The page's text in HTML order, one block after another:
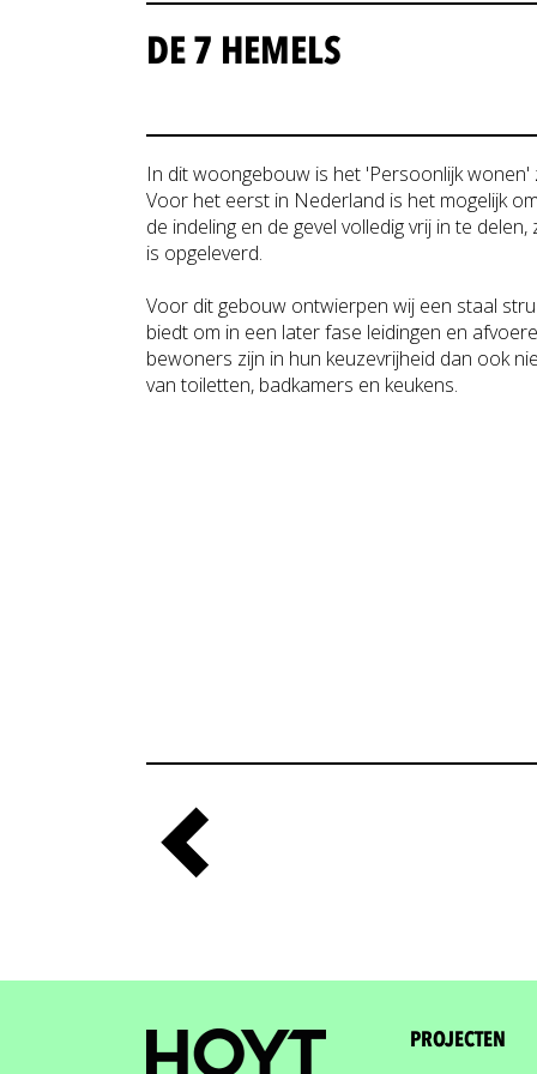
DE 7 HEMELS
In dit woongebouw is het 'Persoonlijk
Voor het eerst in Nederland is het mogelijk
de indeling en de gevel volledig vrij in te
is opgeleverd.
Voor dit gebouw ontwierpen wij een staal
biedt om in een later fase leidingen en
bewoners zijn in hun keuzevrijheid dan ook
van toiletten, badkamers en keukens.
PROJECTEN